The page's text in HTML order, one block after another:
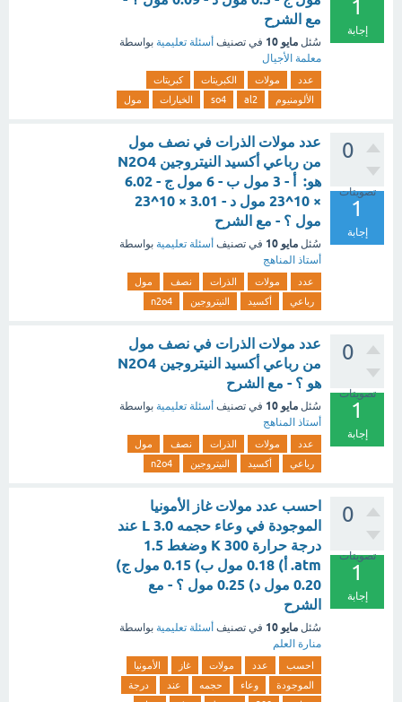
1
إجابة
مع الشرح
سُئل مايو 10 في تصنيف أسئلة تعليمية بواسطة
معلمة الأجيال
عدد مولات الكبريتات
كبريتات
الألومنيوم
al2
so4 الخيارات مول
0
تصويتات
1
إجابة
عدد مولات الذرات في نصف مول
من رباعي أكسيد النيتروجين N2O4
هو: أ - 3 مول ب - 6 مول ج - 6.02
× 10^23 مول د - 3.01 × 10^23
مول ؟ - مع الشرح
سُئل مايو 10 في تصنيف أسئلة تعليمية بواسطة
أستاذ المناهج
عدد مولات الذرات نصف
مول
رباعي
أكسيد النيتروجين n2o4
0
تصويتات
1
إجابة
عدد مولات الذرات في نصف مول
من رباعي أكسيد النيتروجين N2O4
هو ؟ - مع الشرح
سُئل مايو 10 في تصنيف أسئلة تعليمية بواسطة
أستاذ المناهج
عدد مولات الذرات نصف
مول
رباعي
أكسيد النيتروجين n2o4
0
تصويتات
1
إجابة
احسب عدد مولات غاز الأمونيا
الموجودة في وعاء حجمه 3.0 L عند
درجة حرارة 300 K وضغط 1.5
atm. أ) 0.18 مول ب) 0.15 مول ج)
0.20 مول د) 0.25 مول ؟ - مع
الشرح
سُئل مايو 10 في تصنيف أسئلة تعليمية بواسطة
منارة العلم
احسب عدد مولات غاز
الأمونيا
الموجودة
وعاء حجمه عند
درجة